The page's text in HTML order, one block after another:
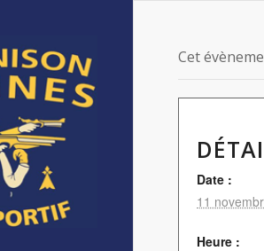
Cet
Date :
11
Heure :